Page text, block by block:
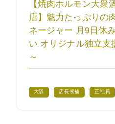
【焼肉ホルモン大衆
店】魅力たっぷりの
ネージャー 月9日休
い オリジナル独立支
～
大阪 店長候補 正社員